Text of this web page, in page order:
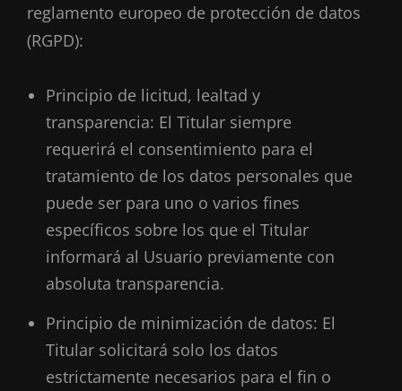
reglamento europeo de protección de datos
(RGPD):
Principio de licitud, lealtad y
transparencia: El Titular siempre
requerirá el consentimiento para el
tratamiento de los datos personales que
puede ser para uno o varios fines
específicos sobre los que el Titular
informará al Usuario previamente con
absoluta transparencia.
Principio de minimización de datos: El
Titular solicitará solo los datos
estrictamente necesarios para el fin o